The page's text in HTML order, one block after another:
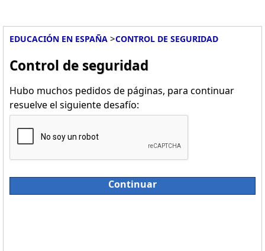
EDUCACIÓN EN ESPAÑA >CONTROL DE SEGURIDAD
Control de seguridad
Hubo muchos pedidos de páginas, para continuar
resuelve el siguiente desafío:
Continuar